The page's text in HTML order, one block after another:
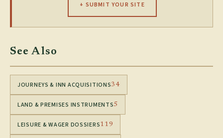
+ SUBMIT YOUR SITE
See Also
JOURNEYS & INN ACQUISITIONS34
LAND & PREMISES INSTRUMENTS5
LEISURE & WAGER DOSSIERS119